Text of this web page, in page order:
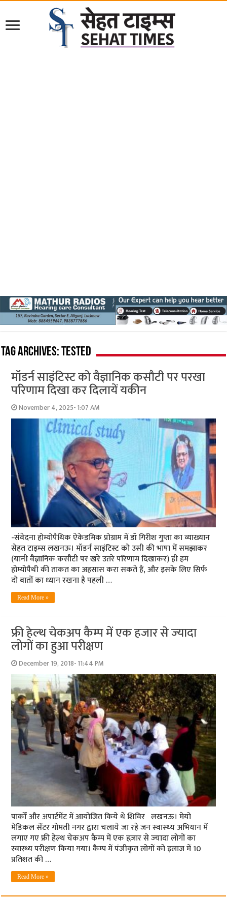
Tag Archives:tested
मॉडर्न साइंटिस्ट को वैज्ञानिक कसौटी पर परखा
परिणाम दिखा कर दिलायें यकीन
November 4, 2025- 1:07 AM
-संवेदना होम्योपैथिक ऐकेडमिक प्रोग्राम में डॉ गिरीश गुप्ता का व्याख्यान
सेहत टाइम्स लखनऊ। मॉडर्न साइंटिस्ट को उसी की भाषा में समझाकर
(यानी वैज्ञानिक कसौटी पर खरे उतरे परिणाम दिखाकर) ही हम
होम्योपैथी की ताकत का अहसास करा सकते हैं, और इसके लिए सिर्फ
दो बातों का ध्यान रखना है पहली …
Read More »
फ्री हेल्‍थ चेकअप कैम्‍प में एक हजार से ज्‍यादा
लोगों का हुआ परीक्षण
December 19, 2018- 11:44 PM
पार्कों और अपार्टमेंट में आयोजित किये थे शिविर लखनऊ। मेयो
मेडिकल सेंटर गोमती नगर द्वारा चलाये जा रहे जन स्‍वास्‍थ्‍य अभियान में
लगाए गए फ्री हेल्थ चेकअप कैम्प में एक हज़ार से ज्‍यादा लोगों का
स्वास्थ्य परीक्षण किया गया। कैम्प में पंजीकृत लोगों को इलाज में 10
प्रतिशत की …
Read More »